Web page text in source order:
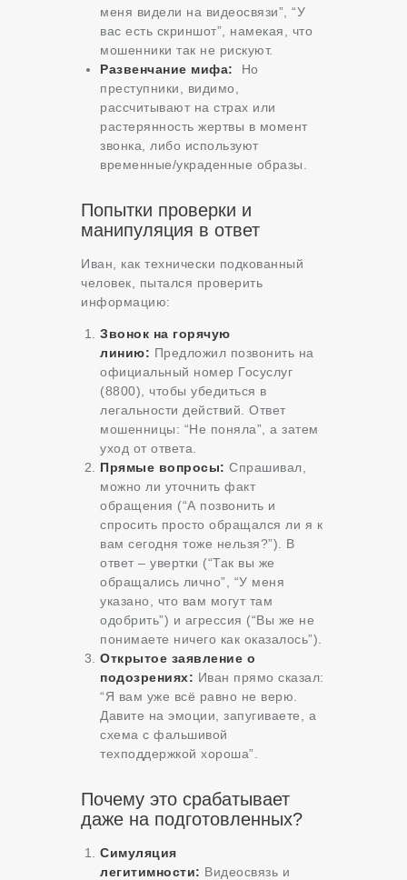
меня видели на видеосвязи”, “У
вас есть скриншот”, намекая, что
мошенники так не рискуют.
Развенчание мифа: Но
преступники, видимо,
рассчитывают на страх или
растерянность жертвы в момент
звонка, либо используют
временные/украденные образы.
Попытки проверки и
манипуляция в ответ
Иван, как технически подкованный
человек, пытался проверить
информацию:
Звонок на горячую
линию: Предложил позвонить на
официальный номер Госуслуг
(8800), чтобы убедиться в
легальности действий. Ответ
мошенницы: “Не поняла”, а затем
уход от ответа.
Прямые вопросы: Спрашивал,
можно ли уточнить факт
обращения (“А позвонить и
спросить просто обращался ли я к
вам сегодня тоже нельзя?”). В
ответ – увертки (“Так вы же
обращались лично”, “У меня
указано, что вам могут там
одобрить”) и агрессия (“Вы же не
понимаете ничего как оказалось”).
Открытое заявление о
подозрениях: Иван прямо сказал:
“Я вам уже всё равно не верю.
Давите на эмоции, запугиваете, а
схема с фальшивой
техподдержкой хороша”.
Почему это срабатывает
даже на подготовленных?
Симуляция
легитимности: Видеосвязь и